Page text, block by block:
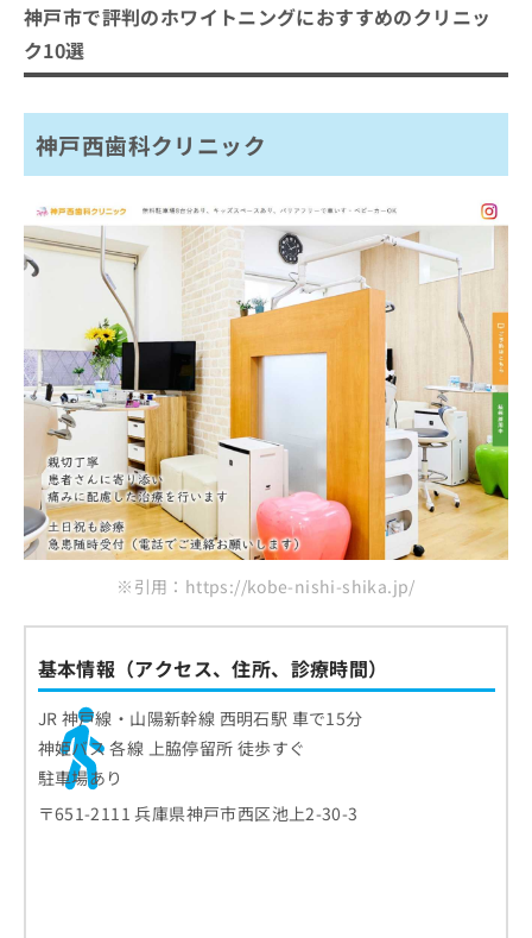
神戸三宮谷歯科クリニック
春藤歯科医院
浦島歯科医院
うしじま歯科・矯正歯科クリニック
松田歯科医院
デュオこうべデンタルケアクリニックPino
神戸ルミナスデンタルクリニック
日高歯科
新神戸アート歯科・矯正歯科
まとめ：神戸市で評判のホワイトニングにおす
すめのクリニック10選
神戸市で評判のホワイトニングにおすすめのクリニッ
ク10選
神戸西歯科クリニック
※引用：https://kobe-nishi-shika.jp/
基本情報（アクセス、住所、診療時間）
JR 神戸線・山陽新幹線 西明石駅 車で15分
神姫バス 各線 上脇停留所 徒歩すぐ
駐車場あり
〒651-2111 兵庫県神戸市西区池上2-30-3
予
症状
のご
など
はで
きま
せん
ご了
承く
ださ
情
報
拡
の
お
申
し
込
み
は
こ
掲
載
の
修
正
は
そ
の
他
の
お
問
い
資
の
ご
請
求
は
こ
ち
ら
無
報
拡
充
申
し
込
み
は